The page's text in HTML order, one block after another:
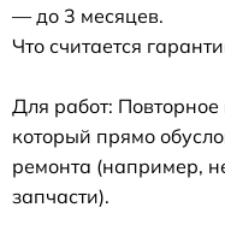
— до 3 месяцев.
Что считается
Для работ:
который прямо
ремонта (например,
запчасти).